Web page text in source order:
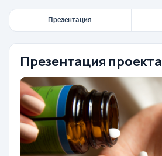
Презентация
Презентация проекта